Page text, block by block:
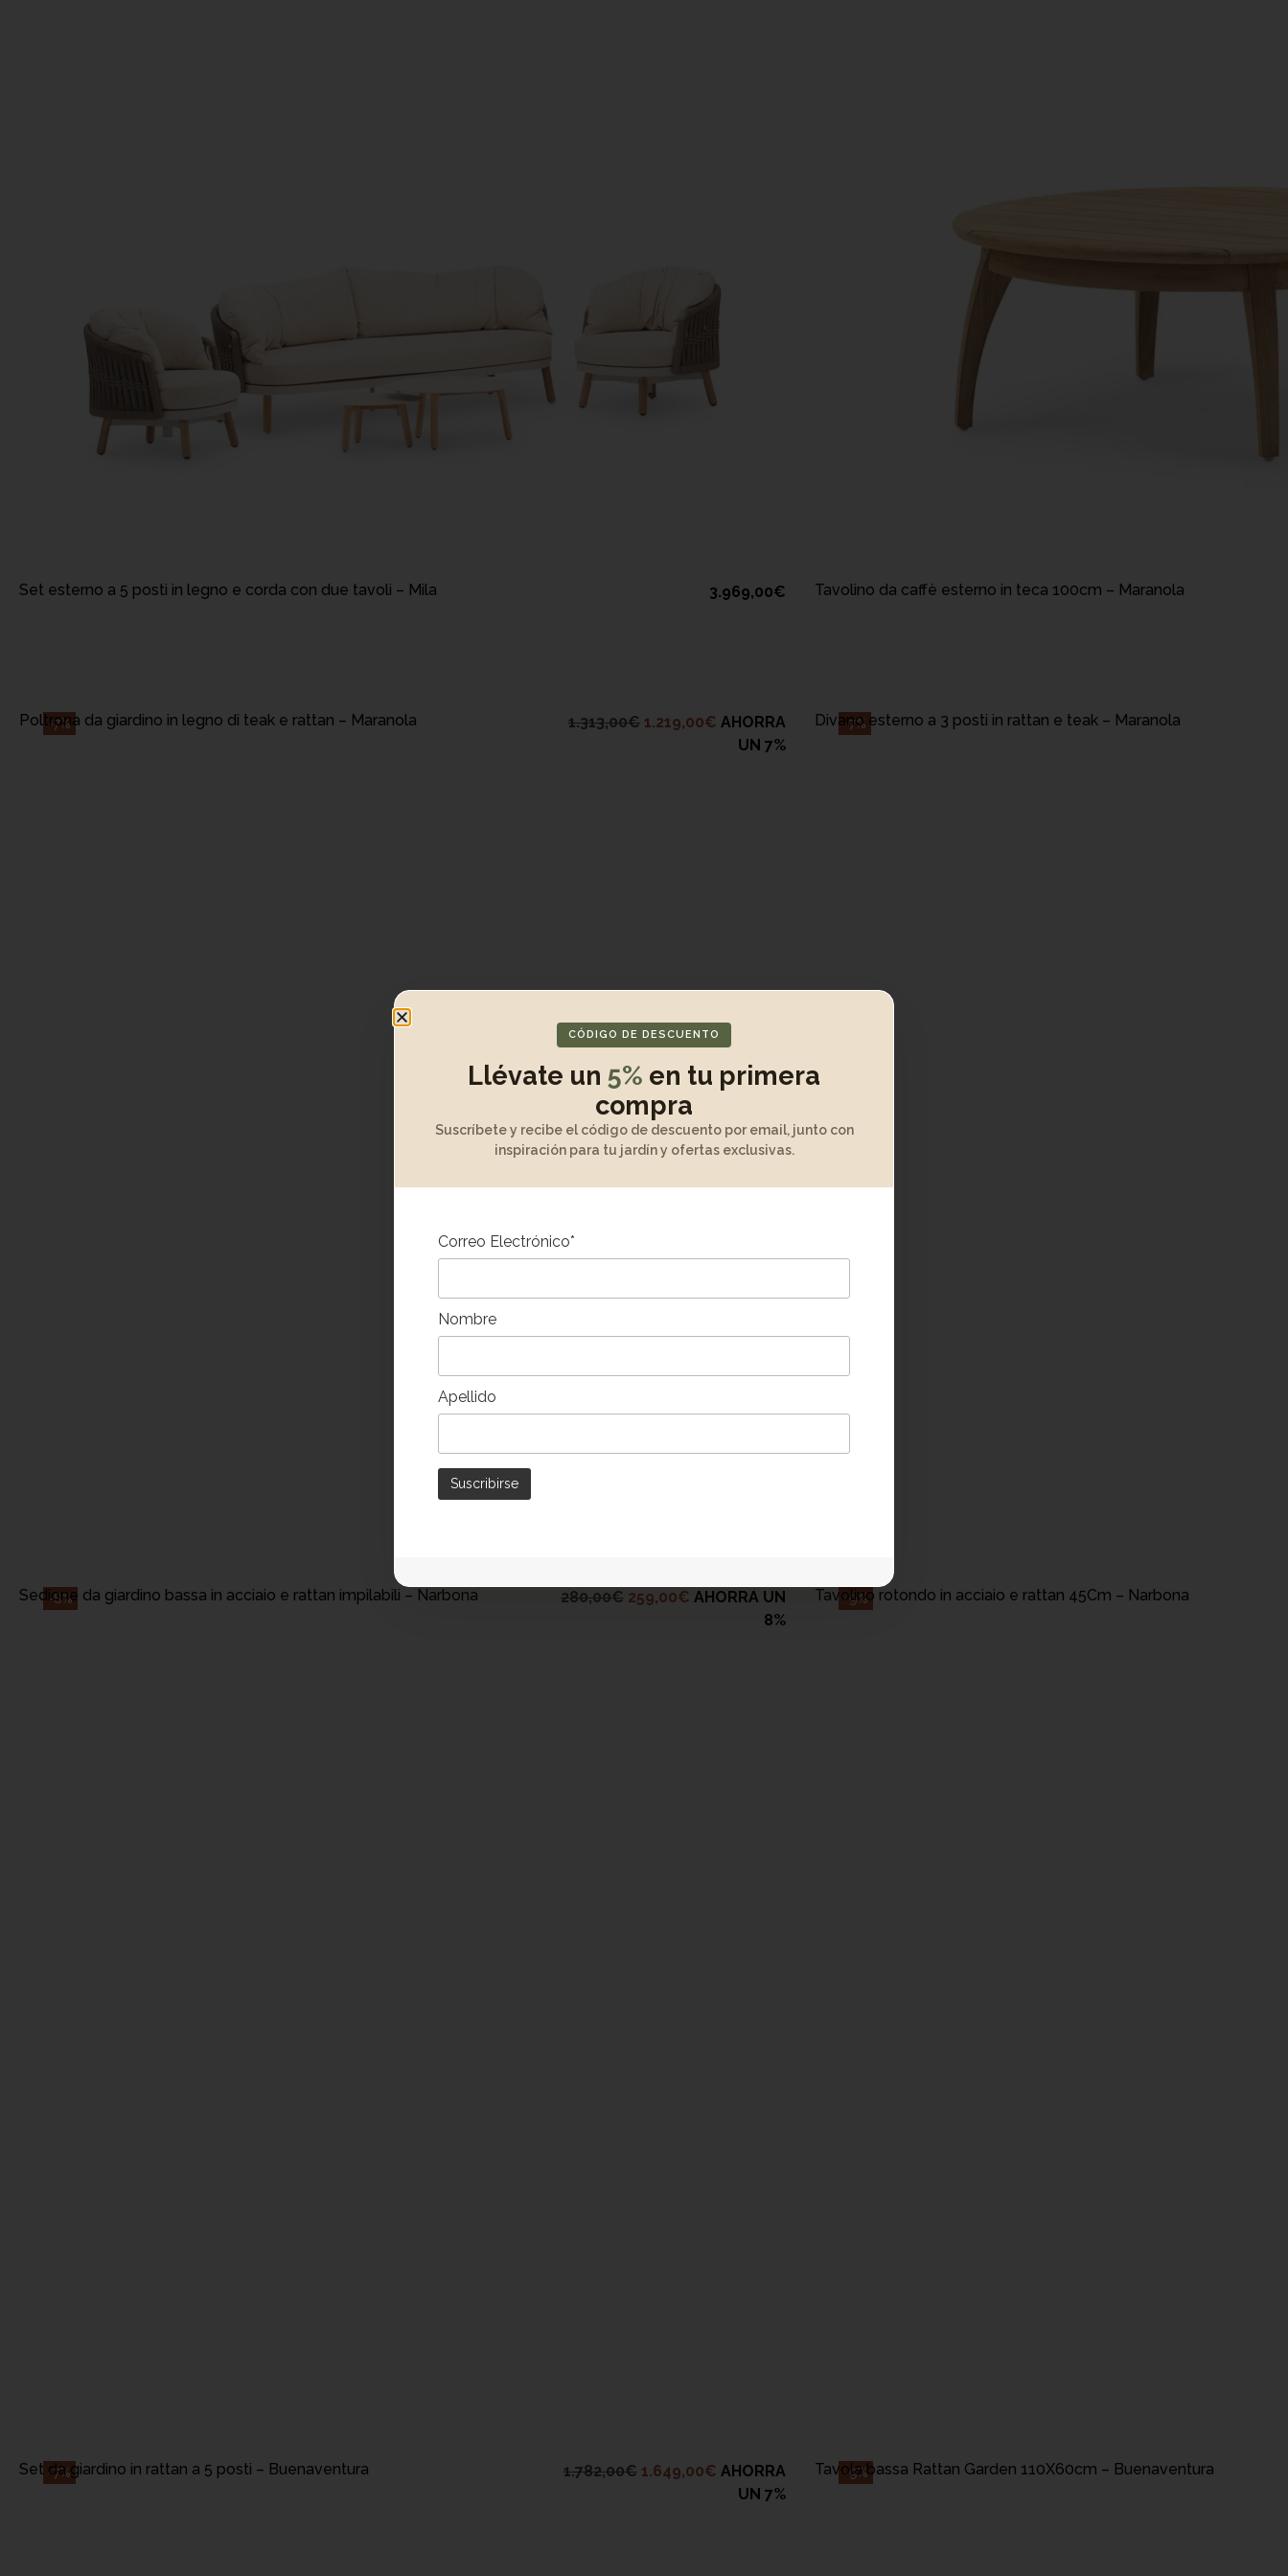
Set esterno a 5 posti in legno e corda con due tavoli – Mila 3.969,00€ Tavolino da caffè esterno in teca 100cm – Maranola
-7%
Poltrona da giardino in legno di teak e rattan – Maranola 1.313,00€ 1.219,00€ AHORRA
UN 7%
-7%
Divano esterno a 3 posti in rattan e teak – Maranola
-8%
Sedione da giardino bassa in acciaio e rattan impilabili – Narbona 280,00€ 259,00€ AHORRA UN
8%
-9%
Tavolino rotondo in acciaio e rattan 45Cm – Narbona
-7%
Set da giardino in rattan a 5 posti – Buenaventura 1.782,00€ 1.649,00€ AHORRA
UN 7%
-9%
Tavola bassa Rattan Garden 110X60cm – Buenaventura
CÓDIGO DE DESCUENTO
Llévate un 5% en tu primera
compra
Suscríbete y recibe el código de descuento por email, junto con
inspiración para tu jardín y ofertas exclusivas.
Correo Electrónico*
Nombre
Apellido